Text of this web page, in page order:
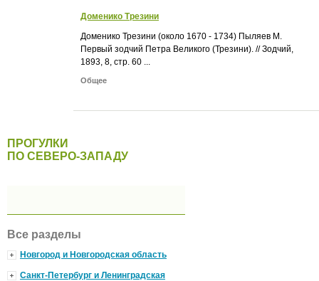
Доменико Трезини
Доменико Трезини (около 1670 - 1734) Пыляев М.
Первый зодчий Петра Великого (Трезини). // Зодчий,
1893, 8, стр. 60 ...
Общее
ПРОГУЛКИ
ПО СЕВЕРО-ЗАПАДУ
Все разделы
Новгород и Новгородская область
Санкт-Петербург и Ленинградская